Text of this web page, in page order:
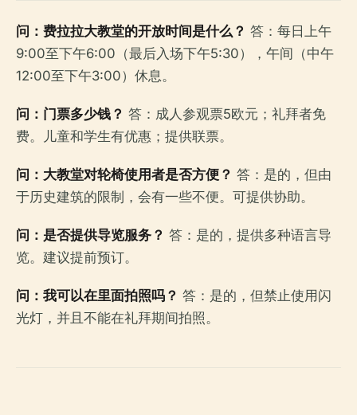
问：费拉拉大教堂的开放时间是什么？ 答：每日上午
9:00至下午6:00（最后入场下午5:30），午间（中午
12:00至下午3:00）休息。
问：门票多少钱？ 答：成人参观票5欧元；礼拜者免
费。儿童和学生有优惠；提供联票。
问：大教堂对轮椅使用者是否方便？ 答：是的，但由
于历史建筑的限制，会有一些不便。可提供协助。
问：是否提供导览服务？ 答：是的，提供多种语言导
览。建议提前预订。
问：我可以在里面拍照吗？ 答：是的，但禁止使用闪
光灯，并且不能在礼拜期间拍照。